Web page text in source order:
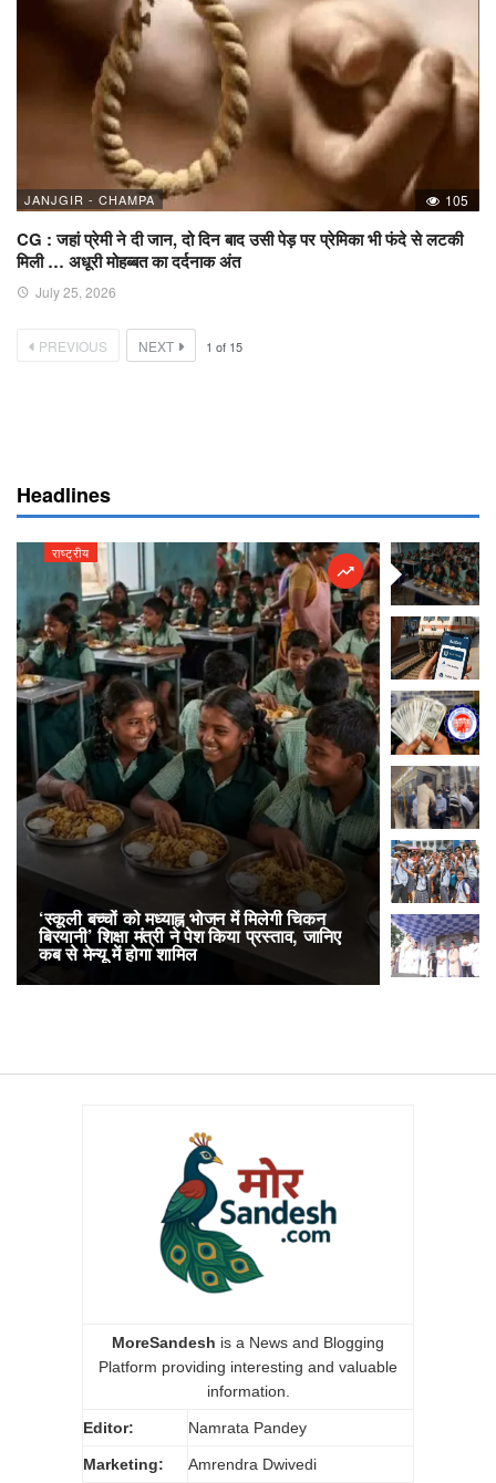
JANJGIR - CHAMPA 105
CG : जहां प्रेमी ने दी जान, दो दिन बाद उसी पेड़ पर प्रेमिका भी फंदे से लटकी
मिली … अधूरी मोहब्बत का दर्दनाक अंत
July 25, 2026
PREVIOUS NEXT 1 of 15
Headlines
राष्ट्रीय
‘स्कूली बच्चों को मध्याह्न भोजन में मिलेगी चिकन
बिरयानी’ शिक्षा मंत्री ने पेश किया प्रस्ताव, जानिए
कब से मेन्यू में होगा शामिल
राष्ट्रीय
RailOne
लोकप्रिय,
अनारक्षित
MoreSandesh is a News and Blogging
Platform providing interesting and valuable
information.
Editor: Namrata Pandey
Marketing: Amrendra Dwivedi